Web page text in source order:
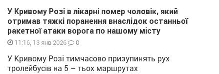
У Кривому Розі в лікарні помер чоловік, який
отримав тяжкі поранення внаслідок останньої
ракетної атаки ворога по нашому місту
11:16, 13 янв 2026 0
У Кривому Розі тимчасово призупинять рух
тролейбусів на 5 – тьох маршрутах